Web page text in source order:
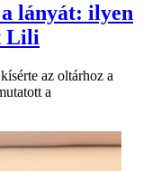
lányát: ilyen
Lili
az oltárhoz a
a